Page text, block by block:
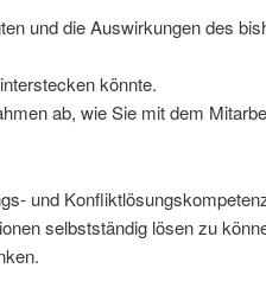
und die Auswirkungen des
könnte.
ab, wie Sie mit dem
und
selbstständig lösen zu